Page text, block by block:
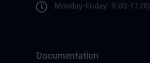
Monday-Friday: 9:00-17:00
Documentation